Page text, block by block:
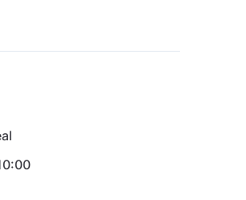
og nyde den
behov eller
km) charme eller
flor! Efter en dag
1 venter på at